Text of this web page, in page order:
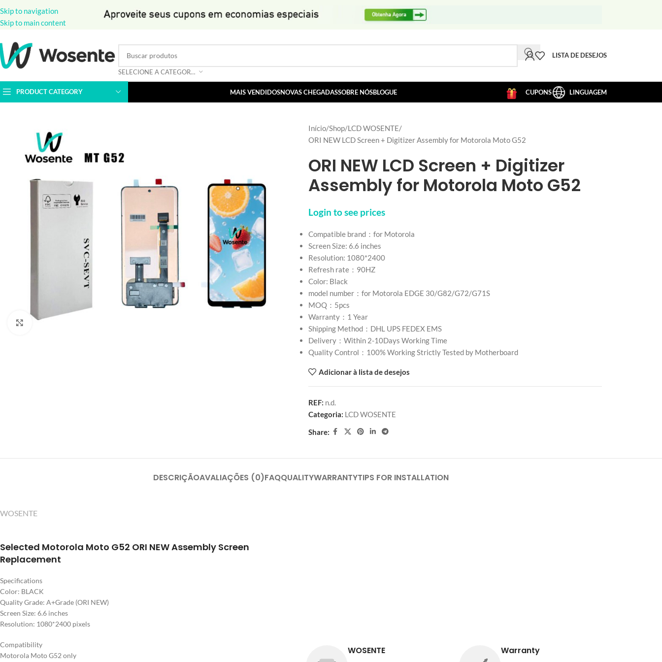
Skip to navigation
Skip to main content
SELECIONE A CATEGORIA
LISTA DE DESEJOS
PRODUCT CATEGORY MAIS VENDIDOSNOVAS CHEGADASSOBRE NÓSBLOGUE CUPONS LINGUAGEM
Click to enlarge
Início Shop LCD WOSENTE
ORI NEW LCD Screen + Digitizer Assembly for Motorola Moto G52
ORI NEW LCD Screen + Digitizer
Assembly for Motorola Moto G52
Login to see prices
Compatible brand：for Motorola
Screen Size: 6.6 inches
Resolution: 1080*2400
Refresh rate：90HZ
Color: Black
model number：for Motorola EDGE 30/G82/G72/G71S
MOQ：5pcs
Warranty：1 Year
Shipping Method：DHL UPS FEDEX EMS
Delivery：Within 2-10Days Working Time
Quality Control：100% Working Strictly Tested by Motherboard
Adicionar à lista de desejos
REF: n.d.
Categoria: LCD WOSENTE
Share:
DESCRIÇÃOAVALIAÇÕES (0)FAQQUALITYWARRANTYTIPS FOR INSTALLATION
WOSENTE
Selected Motorola Moto G52 ORI NEW Assembly Screen
Replacement
Specifications
Color: BLACK
Quality Grade: A+Grade (ORI NEW)
Screen Size: 6.6 inches
Resolution: 1080*2400 pixels
Compatibility
Motorola Moto G52 only
WOSENTE Warranty